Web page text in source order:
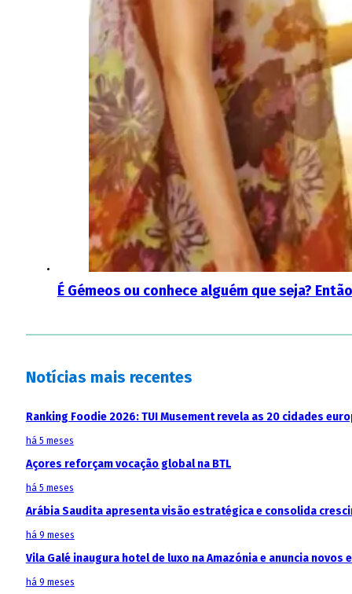
É Gémeos ou conhece alguém que seja?
Notícias mais recentes
Ranking Foodie 2026: TUI Musement revela as 20 cidades
há 5 meses
Açores reforçam vocação global na BTL
há 5 meses
Arábia Saudita apresenta visão estratégica e consolida
há 9 meses
Vila Galé inaugura hotel de luxo na Amazónia e anuncia
há 9 meses